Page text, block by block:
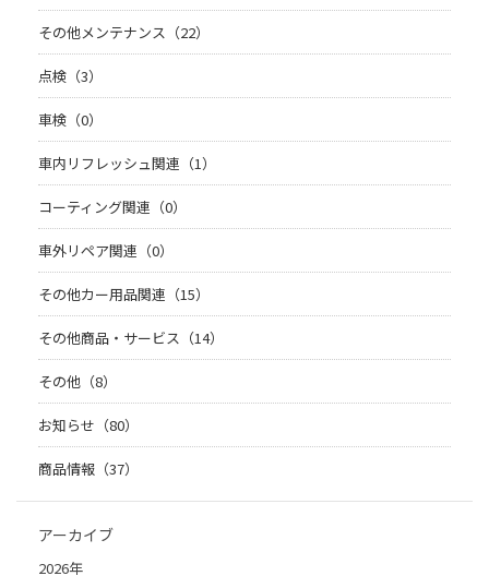
その他メンテナンス（22）
点検（3）
車検（0）
車内リフレッシュ関連（1）
コーティング関連（0）
車外リペア関連（0）
その他カー用品関連（15）
その他商品・サービス（14）
その他（8）
お知らせ（80）
商品情報（37）
アーカイブ
2026年